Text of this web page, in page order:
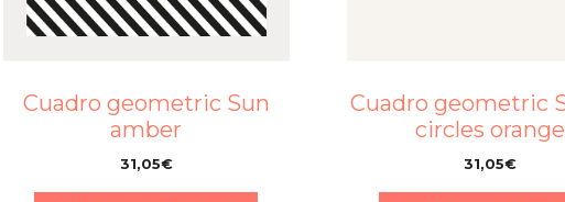
Cuadro geometric Sun
amber
31,05€
Cuadro geometric
circles orange
31,05€